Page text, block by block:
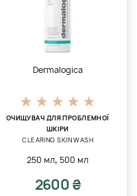
Dermalogica
ОЧИЩУВАЧ ДЛЯ ПРОБЛЕМНОЇ
ШКІРИ
CLEARING SKIN WASH
250 мл, 500 мл
2600 ₴